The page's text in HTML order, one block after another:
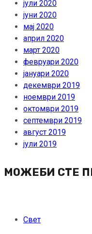
јули 2020
јуни 2020
мај 2020
април 2020
март 2020
февруари 2020
јануари 2020
декември 2019
ноември 2019
октомври 2019
септември 2019
август 2019
јули 2019
МОЖЕБИ СТЕ
Свет